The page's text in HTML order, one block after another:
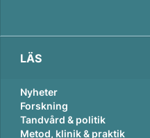
LÄS
Nyheter
Forskning
Tandvård & politik
Metod, klinik & praktik